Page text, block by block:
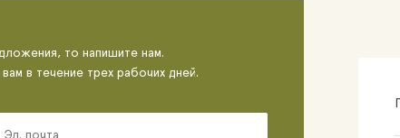
то напишите нам.
в течение трех рабочих дней.